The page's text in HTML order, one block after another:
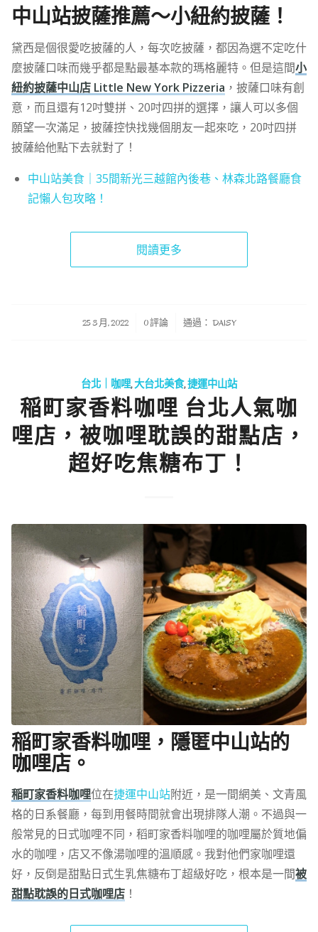
中山站披薩推薦～小紐約披薩！
黛西是個很愛吃披薩的人，每次吃披薩，都因為選不定吃什
麼披薩口味而幾乎都是點最基本款的瑪格麗特。但是這間小
紐約披薩中山店 Little New York Pizzeria ，披薩口味有創
意，而且還有12吋雙拼、20吋四拼的選擇，讓人可以多個
願望一次滿足，披薩控快找幾個朋友一起來吃，20吋四拼
披薩給他點下去就對了！
中山站美食｜35間新光三越館內後巷、林森北路餐廳食
記懶人包攻略！
閱讀更多
25 3 月, 2022
/ 0 評論 通過： DAISY
台北｜咖哩,大台北美食,捷運中山站
稲町家香料咖哩 台北人氣咖
哩店，被咖哩耽誤的甜點店，
超好吃焦糖布丁！
稲町家香料咖哩，隱匿中山站的
咖哩店。
稲町家香料咖哩位在捷運中山站附近，是一間網美、文青風
格的日系餐廳，每到用餐時間就會出現排隊人潮。不過與一
般常見的日式咖哩不同，稻町家香料咖哩的咖哩屬於質地偏
水的咖哩，店又不像湯咖哩的溫順感。我對他們家咖哩還
好，反倒是甜點日式生乳焦糖布丁超級好吃，根本是一間被
甜點耽誤的日式咖哩店！